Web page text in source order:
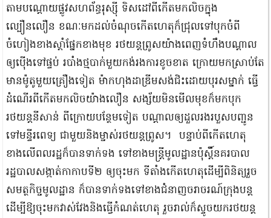
តាមបណ្តោយផ្លូវសហព័ន្ធរុស្ស៊ី ទិសដៅពីកើតមកលិចក្នុង
ល្បឿនលឿន ខណៈមកដល់ចំណុចកើតហេតុក៏ជ្រុលទៅបុកចំពី
ចំហៀងខាងស្តាំផ្នែកខាងមុខ រថយន្តព្រូសយ៉ាងពេញទំហឹងបណ្តាល
ឲ្យប៉ើងទៅផ្ទប់ របាំងថ្មបាក់មួយកង់រងការខូចខាត ក្រោយមកស្រាប់តែ
មានម៉ូតូមួយគ្រឿងទៀត ម៉ាកហុងដាឌ្រីមសង់ជិះដោយបុរសម្នាក់ ធ្វើ
ដំណើរពីកើតមកលិចយ៉ាងលឿន សង្ស័យមិនមើលមុខក៏មកបុក
រថយន្តនីសាន់ ពីក្រោយបន្ថែមទៀត បណ្តាលឲ្យដួលរងរបួសបញ្ជូន
ទៅមន្ទីរពេទ្យ ជាមួយនិងម្ចាស់រថយន្តព្រូស។ បន្ទាប់ពីកើតហេតុ
ខាងលើពលរដ្ឋក៏បានទាក់ទង ទៅខាងមន្ត្រីមូលដ្ឋានប៉ុស្តិ៍នគរបាល
រដ្ឋបាលសង្កាត់កាកាបទី២ ឲ្យចុះមក ទីតាំងកើតហេតុដើម្បីពិនិត្យរួច
សមត្ថកិច្ចមូលដ្ឋាន ក៏បានទាក់ទងទៅខាងជំនាញចរាចរណ៍ក្រុងបន្ត
ដើម្បីឱ្យចុះមកវាស់វែងនិងធ្វើកំណត់ហេតុ រួចរាល់ក៏ស្ទូចយករថយន្ត